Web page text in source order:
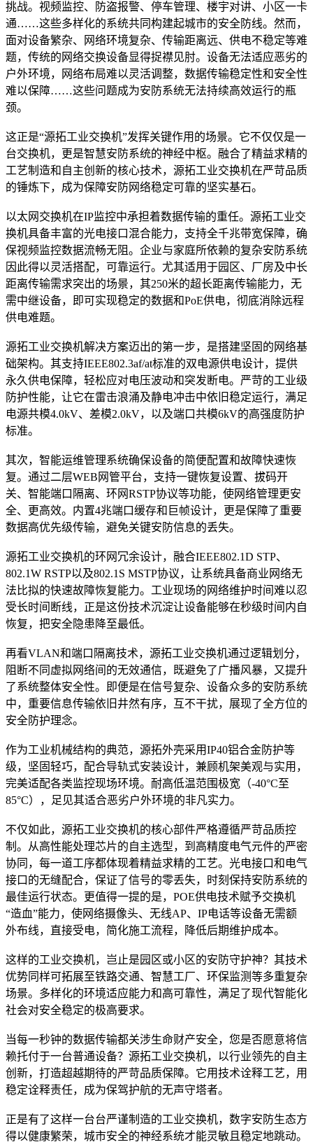
挑战。视频监控、防盗报警、停车管理、楼宇对讲、小区一卡
通……这些多样化的系统共同构建起城市的安全防线。然而，
面对设备繁杂、网络环境复杂、传输距离远、供电不稳定等难
题，传统的网络交换设备显得捉襟见肘。设备无法适应恶劣的
户外环境，网络布局难以灵活调整，数据传输稳定性和安全性
难以保障……这些问题成为安防系统无法持续高效运行的瓶
颈。
这正是“源拓工业交换机”发挥关键作用的场景。它不仅仅是一
台交换机，更是智慧安防系统的神经中枢。融合了精益求精的
工艺制造和自主创新的核心技术，源拓工业交换机在严苛品质
的锤炼下，成为保障安防网络稳定可靠的坚实基石。
以太网交换机在IP监控中承担着数据传输的重任。源拓工业交
换机具备丰富的光电接口混合能力，支持全千兆带宽保障，确
保视频监控数据流畅无阻。企业与家庭所依赖的复杂安防系统
因此得以灵活搭配，可靠运行。尤其适用于园区、厂房及中长
距离传输需求突出的场景，其250米的超长距离传输能力，无
需中继设备，即可实现稳定的数据和PoE供电，彻底消除远程
供电难题。
源拓工业交换机解决方案迈出的第一步，是搭建坚固的网络基
础架构。其支持IEEE802.3af/at标准的双电源供电设计，提供
永久供电保障，轻松应对电压波动和突发断电。严苛的工业级
防护性能，让它在雷击浪涌及静电冲击中依旧稳定运行，满足
电源共模4.0kV、差模2.0kV，以及端口共模6kV的高强度防护
标准。
其次，智能运维管理系统确保设备的简便配置和故障快速恢
复。通过二层WEB网管平台，支持一键恢复设置、拔码开
关、智能端口隔离、环网RSTP协议等功能，使网络管理更安
全、更高效。内置4兆端口缓存和巨帧设计，更是保障了重要
数据高优先级传输，避免关键安防信息的丢失。
源拓工业交换机的环网冗余设计，融合IEEE802.1D STP、
802.1W RSTP以及802.1S MSTP协议，让系统具备商业网络无
法比拟的快速故障恢复能力。工业现场的网络维护时间难以忍
受长时间断线，正是这份技术沉淀让设备能够在秒级时间内自
恢复，把安全隐患降至最低。
再看VLAN和端口隔离技术，源拓工业交换机通过逻辑划分，
阻断不同虚拟网络间的无效通信，既避免了广播风暴，又提升
了系统整体安全性。即便是在信号复杂、设备众多的安防系统
中，重要信息传输依旧井然有序，互不干扰，展现了全方位的
安全防护理念。
作为工业机械结构的典范，源拓外壳采用IP40铝合金防护等
级，坚固轻巧，配合导轨式安装设计，兼顾机架美观与实用，
完美适配各类监控现场环境。耐高低温范围极宽（-40°C至
85°C），足见其适合恶劣户外环境的非凡实力。
不仅如此，源拓工业交换机的核心部件严格遵循严苛品质控
制。从高性能处理芯片的自主选型，到高精度电气元件的严密
协同，每一道工序都体现着精益求精的工艺。光电接口和电气
接口的无缝配合，保证了信号的零丢失，时刻保持安防系统的
最佳运行状态。更值得一提的是，POE供电技术赋予交换机
“造血”能力，使网络摄像头、无线AP、IP电话等设备无需额
外布线，直接受电，简化施工流程，降低后期维护成本。
这样的工业交换机，岂止是园区或小区的安防守护神？其技术
优势同样可拓展至铁路交通、智慧工厂、环保监测等多重复杂
场景。多样化的环境适应能力和高可靠性，满足了现代智能化
社会对安全稳定的极高要求。
当每一秒钟的数据传输都关涉生命财产安全，您是否愿意将信
赖托付于一台普通设备？源拓工业交换机，以行业领先的自主
创新，打造超越期待的严苛品质保障。它用技术诠释工艺，用
稳定诠释责任，成为保驾护航的无声守塔者。
正是有了这样一台台严谨制造的工业交换机，数字安防生态方
得以健康繁荣，城市安全的神经系统才能灵敏且稳定地跳动。